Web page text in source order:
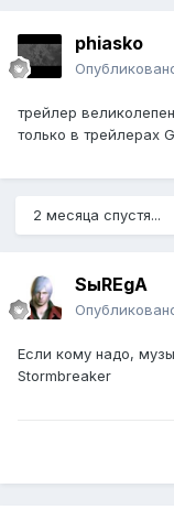
phiasko
трейлер
только в трейлерах
2 месяца спустя...
SыREgA
Если кому надо,
Stormbreaker